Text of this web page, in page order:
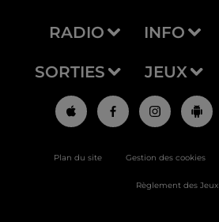
RADIO INFO
SORTIES JEUX
Plan du site Gestion des cookies
Règlement des Jeux